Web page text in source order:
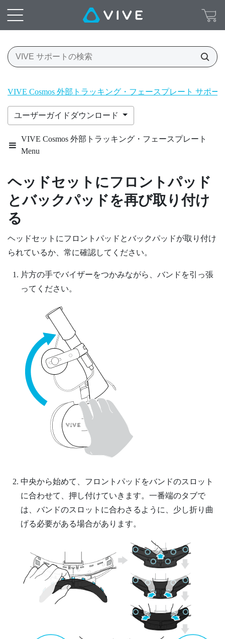
VIVE Cosmos 外部トラッキング・フェースプレート サポー
ユーザーガイドダウンロード
VIVE Cosmos 外部トラッキング・フェースプレート
Menu
ヘッドセットにフロントパッド
とバックパッドを再び取り付け
る
ヘッドセットにフロントパッドとバックパッドが取り付け
られているか、常に確認してください。
片方の手でバイザーをつかみながら、バンドを引っ張
ってください。
中央から始めて、フロントパッドをバンドのスロット
に合わせて、押し付けていきます。一番端のタブで
は、バンドのスロットに合わさるように、少し折り曲
げる必要がある場合があります。